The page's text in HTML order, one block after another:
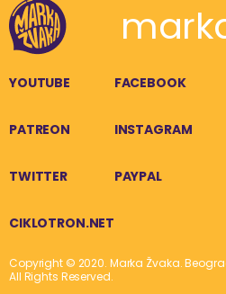
YOUTUBE FACEBOOK
PATREON INSTAGRAM
TWITTER PAYPAL
CIKLOTRON.NET
Copyright © 2020. Marka Žvaka.
All Rights Reserved.